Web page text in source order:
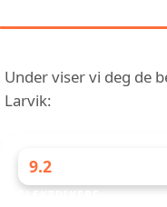
Under viser vi deg de
Larvik:
9.2